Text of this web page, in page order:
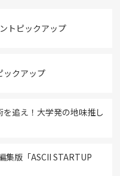
トピックアップ
ックアップ
追え！大学発の地味推し
集版「ASCII STARTUP